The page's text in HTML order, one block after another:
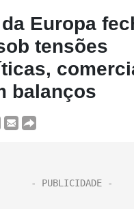
Europa
tensões
balanços